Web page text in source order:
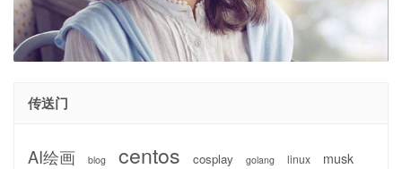
传送门
AI绘画 blog centos cosplay golang linux musk